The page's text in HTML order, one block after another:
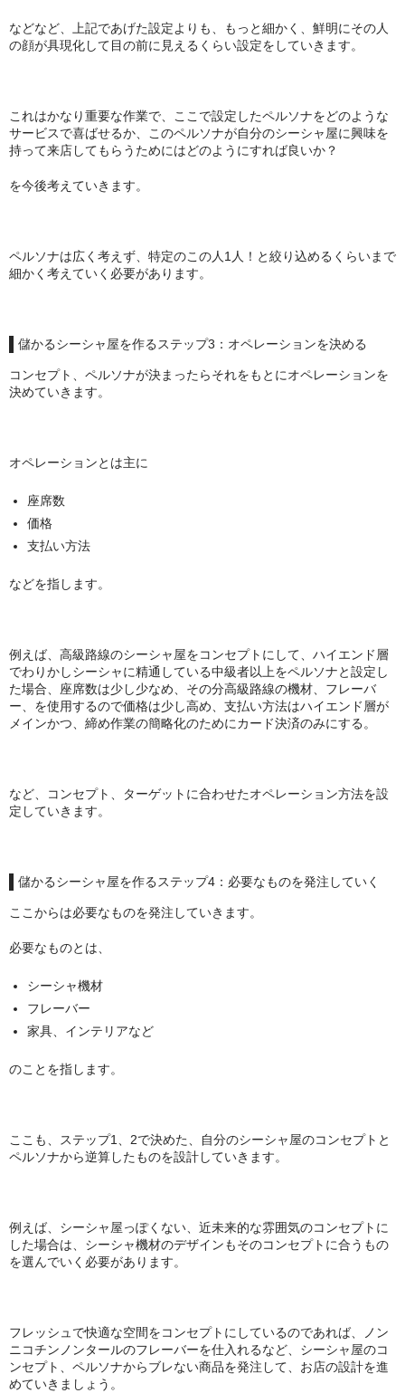
Simrell Collection
MMW
パーツ
ゆっくり解説
シーシャ機材
などなど、上記であげた設定よりも、もっと細かく、鮮明にその人
の顔が具現化して目の前に見えるくらい設定をしていきます。
これはかなり重要な作業で、ここで設定したペルソナをどのような
サービスで喜ばせるか、このペルソナが自分のシーシャ屋に興味を
持って来店してもらうためにはどのようにすれば良いか？
を今後考えていきます。
ペルソナは広く考えず、特定のこの人1人！と絞り込めるくらいまで
細かく考えていく必要があります。
儲かるシーシャ屋を作るステップ3：オペレーションを決める
コンセプト、ペルソナが決まったらそれをもとにオペレーションを
決めていきます。
オペレーションとは主に
座席数
価格
支払い方法
などを指します。
例えば、高級路線のシーシャ屋をコンセプトにして、ハイエンド層
でわりかしシーシャに精通している中級者以上をペルソナと設定し
た場合、座席数は少し少なめ、その分高級路線の機材、フレーバ
ー、を使用するので価格は少し高め、支払い方法はハイエンド層が
メインかつ、締め作業の簡略化のためにカード決済のみにする。
など、コンセプト、ターゲットに合わせたオペレーション方法を設
定していきます。
儲かるシーシャ屋を作るステップ4：必要なものを発注していく
ここからは必要なものを発注していきます。
必要なものとは、
シーシャ機材
フレーバー
家具、インテリアなど
のことを指します。
ここも、ステップ1、2で決めた、自分のシーシャ屋のコンセプトと
ペルソナから逆算したものを設計していきます。
例えば、シーシャ屋っぽくない、近未来的な雰囲気のコンセプトに
した場合は、シーシャ機材のデザインもそのコンセプトに合うもの
を選んでいく必要があります。
フレッシュで快適な空間をコンセプトにしているのであれば、ノン
ニコチンノンタールのフレーバーを仕入れるなど、シーシャ屋のコ
ンセプト、ペルソナからブレない商品を発注して、お店の設計を進
めていきましょう。